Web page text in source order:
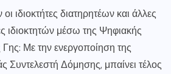
οι ιδιοκτήτες διατηρητέων και άλλες
ιδιοκτητών μέσω της Ψηφιακής
Με την ενεργοποίηση της
Συντελεστή Δόμησης, μπαίνει τέλος